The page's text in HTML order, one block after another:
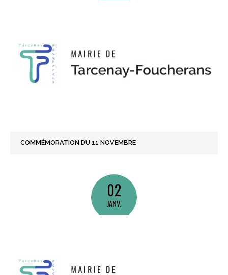
COMMÉMORATION DU 11 NOVEMBRE
02
JANV.